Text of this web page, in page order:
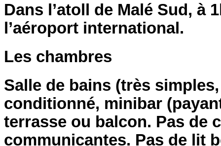
Dans l’atoll de Malé Sud, à
l’aéroport international.
Les chambres
Salle de bains (très
conditionné, minibar
terrasse ou balcon. Pas de
communicantes. Pas de lit